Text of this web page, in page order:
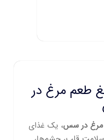
طعم مرغ در
مرغ در سس، یک غذای